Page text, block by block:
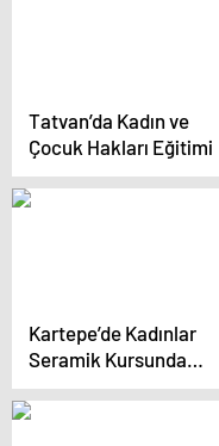
Tatvan’da Kadın ve
Çocuk Hakları Eğitimi
Kartepe’de Kadınlar
Seramik Kursunda
Yeteneklerini
Geliştiriyor